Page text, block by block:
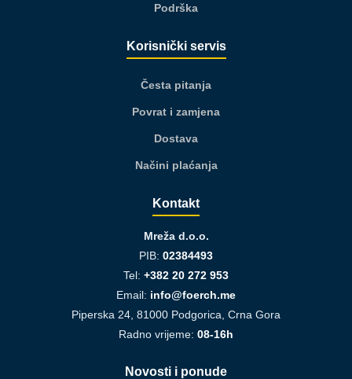
Podrška
Korisnički servis
Česta pitanja
Povrat i zamjena
Dostava
Načini plaćanja
Kontakt
Mreža d.o.o.
PIB: 02384493
Tel: +382 20 272 953
Email: info@foerch.me
Piperska 24, 81000 Podgorica, Crna Gora
Radno vrijeme: 08-16h
Novosti i ponude